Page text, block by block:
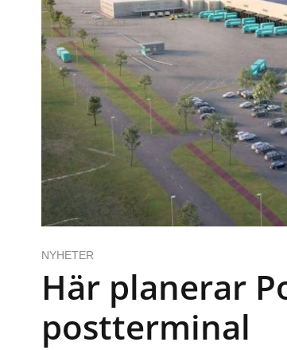
NYHETER
Här planerar
postterminal